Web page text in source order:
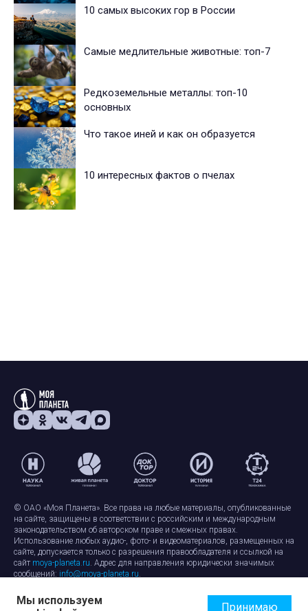
10 самых высоких гор в России
Самые медлительные животные: топ-7
Редкоземельные металлы: топ-10
основных
Что такое иней и как он образуется
10 интересных фактов о пчелах
© ОАО «Моя Планета». Все права на любые материалы, опубликованные
на сайте, защищены в соответствии с российским и международным
законодательством об авторском праве и смежных правах.
Использование любых аудио-, фото- и видеоматериалов, размещенных на
сайте, допускается только с разрешения правообладателя и ссылкой на
сайт moya-planeta.ru. Адрес для направления юридически значимых
сообщений: info@moya-planeta.ru.
Правила сайтаРабота с cookie-файлами
Мы используем
Принимаю